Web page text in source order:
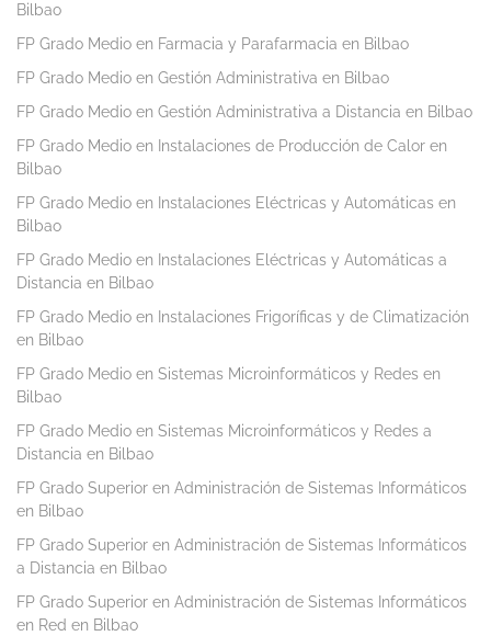
Bilbao
FP Grado Medio en Farmacia y Parafarmacia en Bilbao
FP Grado Medio en Gestión Administrativa en Bilbao
FP Grado Medio en Gestión Administrativa a Distancia en Bilbao
FP Grado Medio en Instalaciones de Producción de Calor en
Bilbao
FP Grado Medio en Instalaciones Eléctricas y Automáticas en
Bilbao
FP Grado Medio en Instalaciones Eléctricas y Automáticas a
Distancia en Bilbao
FP Grado Medio en Instalaciones Frigoríficas y de Climatización
en Bilbao
FP Grado Medio en Sistemas Microinformáticos y Redes en
Bilbao
FP Grado Medio en Sistemas Microinformáticos y Redes a
Distancia en Bilbao
FP Grado Superior en Administración de Sistemas Informáticos
en Bilbao
FP Grado Superior en Administración de Sistemas Informáticos
a Distancia en Bilbao
FP Grado Superior en Administración de Sistemas Informáticos
en Red en Bilbao